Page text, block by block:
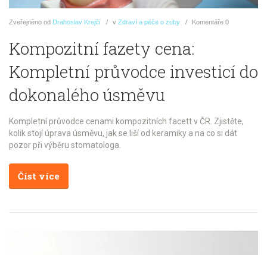
Zveřejněno od Drahoslav Krejčí v Zdraví a péče o zuby Komentáře 0
Kompozitní fazety cena:
Kompletní průvodce investicí do
dokonalého úsměvu
Kompletní průvodce cenami kompozitních facett v ČR. Zjistěte,
kolik stojí úprava úsměvu, jak se liší od keramiky a na co si dát
pozor při výběru stomatologa.
Číst více